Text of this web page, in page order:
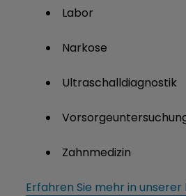
Labor
Narkose
Ultraschalldiagnostik
Zahnmedizin
Erfahren Sie mehr in